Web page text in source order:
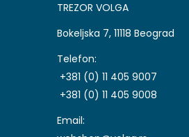
TREZOR VOLGA
Bokeljska 7, 11118 Beograd
Telefon:
+381 (0) 11 405 9007
+381 (0) 11 405 9008
Email: